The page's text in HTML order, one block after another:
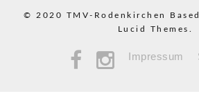
© 2020 TMV-Rodenkirchen
Lucid Themes.
Impressum